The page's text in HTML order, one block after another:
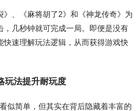
》、《麻将胡了2》和《神龙传奇》为
，几秒钟就可完成一局。即便是没有
快速理解玩法逻辑，从而获得游戏快
玩法提升耐玩度
似简单，但其实在背后隐藏着丰富的